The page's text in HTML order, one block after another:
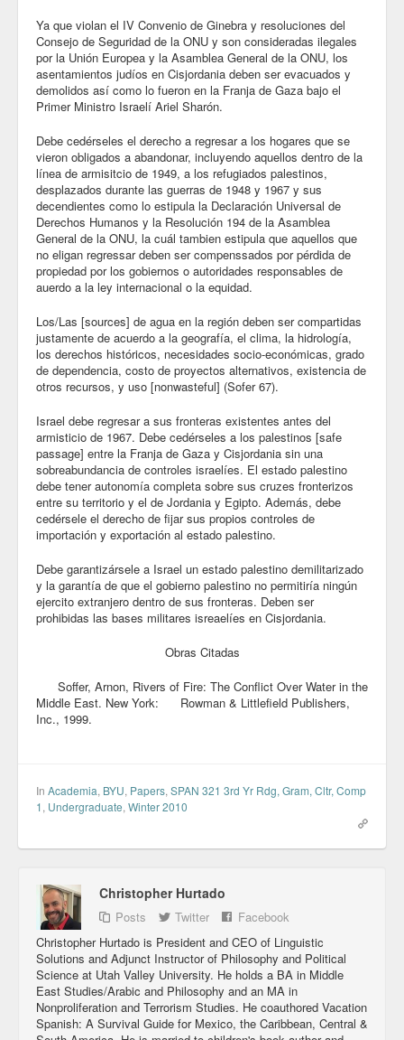
Ya que violan el IV Convenio de Ginebra y resoluciones del
Consejo de Seguridad de la ONU y son consideradas ilegales
por la Unión Europea y la Asamblea General de la ONU, los
asentamientos judíos en Cisjordania deben ser evacuados y
demolidos así como lo fueron en la Franja de Gaza bajo el
Primer Ministro Israelí Ariel Sharón.
Debe cedérseles el derecho a regresar a los hogares que se
vieron obligados a abandonar, incluyendo aquellos dentro de la
línea de armisitcio de 1949, a los refugiados palestinos,
desplazados durante las guerras de 1948 y 1967 y sus
decendientes como lo estipula la Declaración Universal de
Derechos Humanos y la Resolución 194 de la Asamblea
General de la ONU, la cuál tambien estipula que aquellos que
no eligan regressar deben ser compenssados por pérdida de
propiedad por los gobiernos o autoridades responsables de
auerdo a la ley internacional o la equidad.
Los/Las [sources] de agua en la región deben ser compartidas
justamente de acuerdo a la geografía, el clima, la hidrología,
los derechos históricos, necesidades socio-económicas, grado
de dependencia, costo de proyectos alternativos, existencia de
otros recursos, y uso [nonwasteful] (Sofer 67).
Israel debe regresar a sus fronteras existentes antes del
armisticio de 1967. Debe cedérseles a los palestinos [safe
passage] entre la Franja de Gaza y Cisjordania sin una
sobreabundancia de controles israelíes. El estado palestino
debe tener autonomía completa sobre sus cruzes fronterizos
entre su territorio y el de Jordania y Egipto. Además, debe
cedérsele el derecho de fijar sus propios controles de
importación y exportación al estado palestino.
Debe garantizársele a Israel un estado palestino demilitarizado
y la garantía de que el gobierno palestino no permitiría ningún
ejercito extranjero dentro de sus fronteras. Deben ser
prohibidas las bases militares isreaelíes en Cisjordania.
Obras Citadas
Soffer, Arnon, Rivers of Fire: The Conflict Over Water in the
Middle East. New York: Rowman & Littlefield Publishers,
Inc., 1999.
In Academia, BYU, Papers, SPAN 321 3rd Yr Rdg, Gram, Cltr, Comp
1, Undergraduate, Winter 2010
Christopher Hurtado
Posts Twitter
Facebook
Christopher Hurtado is President and CEO of Linguistic
Solutions and Adjunct Instructor of Philosophy and Political
Science at Utah Valley University. He holds a BA in Middle
East Studies/Arabic and Philosophy and an MA in
Nonproliferation and Terrorism Studies. He coauthored Vacation
Spanish: A Survival Guide for Mexico, the Caribbean, Central &